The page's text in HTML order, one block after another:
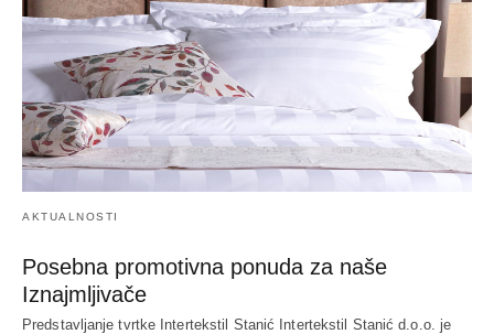
AKTUALNOSTI
Posebna promotivna ponuda za naše
Iznajmljivače
Predstavljanje tvrtke Intertekstil Stanić Intertekstil Stanić d.o.o. je